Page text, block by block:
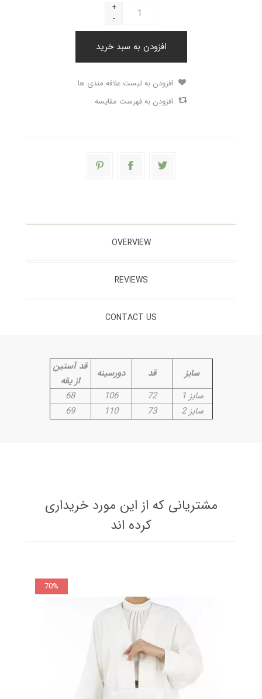
+
-
افزودن به سبد خرید
افزودن به لیست علاقه مندی ها
افزودن به فهرست مقایسه
OVERVIEW
REVIEWS
CONTACT US
سایز قد دورسینه
قد آستین
از یقه
سایز 1
72
106
68
سایز 2
73
110
69
مشتریانی که از این مورد خریداری
کرده اند
70%